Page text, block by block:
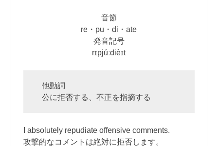
音節
re・pu・di・ate
発音記号
rɪpjúːdièɪt
他動詞
公に拒否する、不正を指摘する
I absolutely repudiate offensive comments.
攻撃的なコメントは絶対に拒否します。